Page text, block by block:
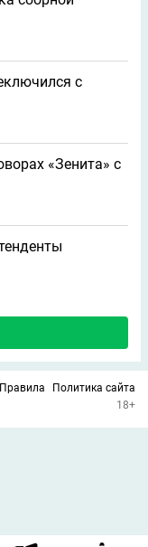
с
«Зенита» с
Правила
Политика сайта
18+